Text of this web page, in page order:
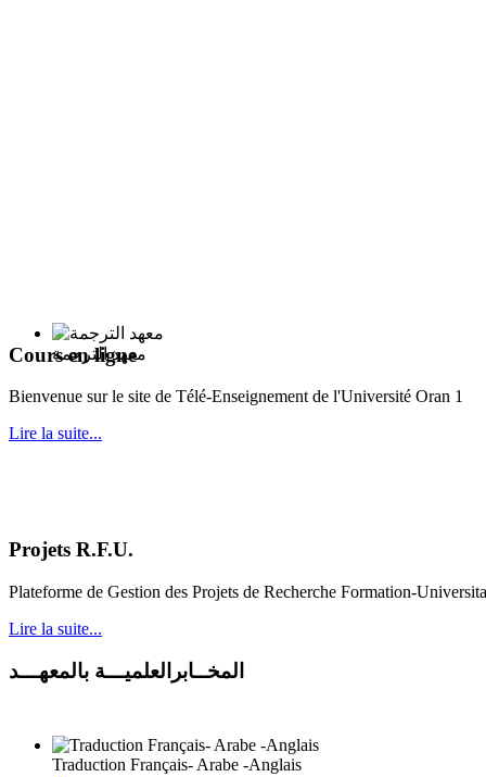
معهد الترجمة
Traduction Français- Arabe -Anglais
Cours en ligne
Bienvenue sur le site de Télé-Enseignement de l'Université Oran 1
Lire la suite...
Projets R.F.U.
Plateforme de Gestion des Projets de Recherche Formation-
Lire la suite...
المخــابرالعلميـــة بالمعهـــد